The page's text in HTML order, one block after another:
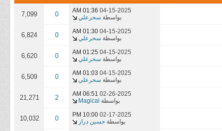
04-15-2025
01:36 AM
بواسطة سحرعلي 0
7,099
04-15-2025
01:30 AM
بواسطة سحرعلي 0
6,824
04-15-2025
01:25 AM
بواسطة سحرعلي 0
6,620
04-15-2025
01:03 AM
بواسطة سحرعلي 0
6,509
02-26-2025
06:51 AM
بواسطة Magical
2
21,271
02-17-2025
10:00 PM
بواسطة حسين دراز 0
10,032